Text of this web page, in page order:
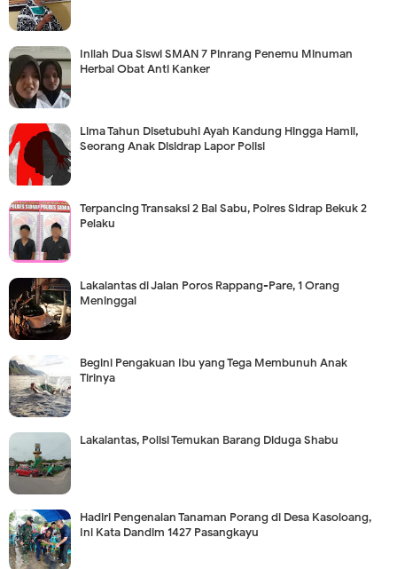
Inilah Dua Siswi SMAN 7 Pinrang Penemu Minuman
Herbal Obat Anti Kanker
Lima Tahun Disetubuhi Ayah Kandung Hingga Hamil,
Seorang Anak Disidrap Lapor Polisi
Terpancing Transaksi 2 Bal Sabu, Polres Sidrap Bekuk 2
Pelaku
Lakalantas di Jalan Poros Rappang-Pare, 1 Orang
Meninggal
Begini Pengakuan Ibu yang Tega Membunuh Anak
Tirinya
Lakalantas, Polisi Temukan Barang Diduga Shabu
Hadiri Pengenalan Tanaman Porang di Desa Kasoloang,
Ini Kata Dandim 1427 Pasangkayu